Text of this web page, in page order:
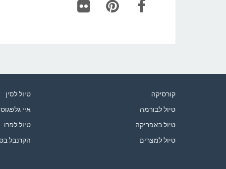
קורסיקה
טיול לבורמה
טיול באפריקה
טיול למצרים
טיול לסין
איי גלפגוס
טיול לפרו
הקרנבל